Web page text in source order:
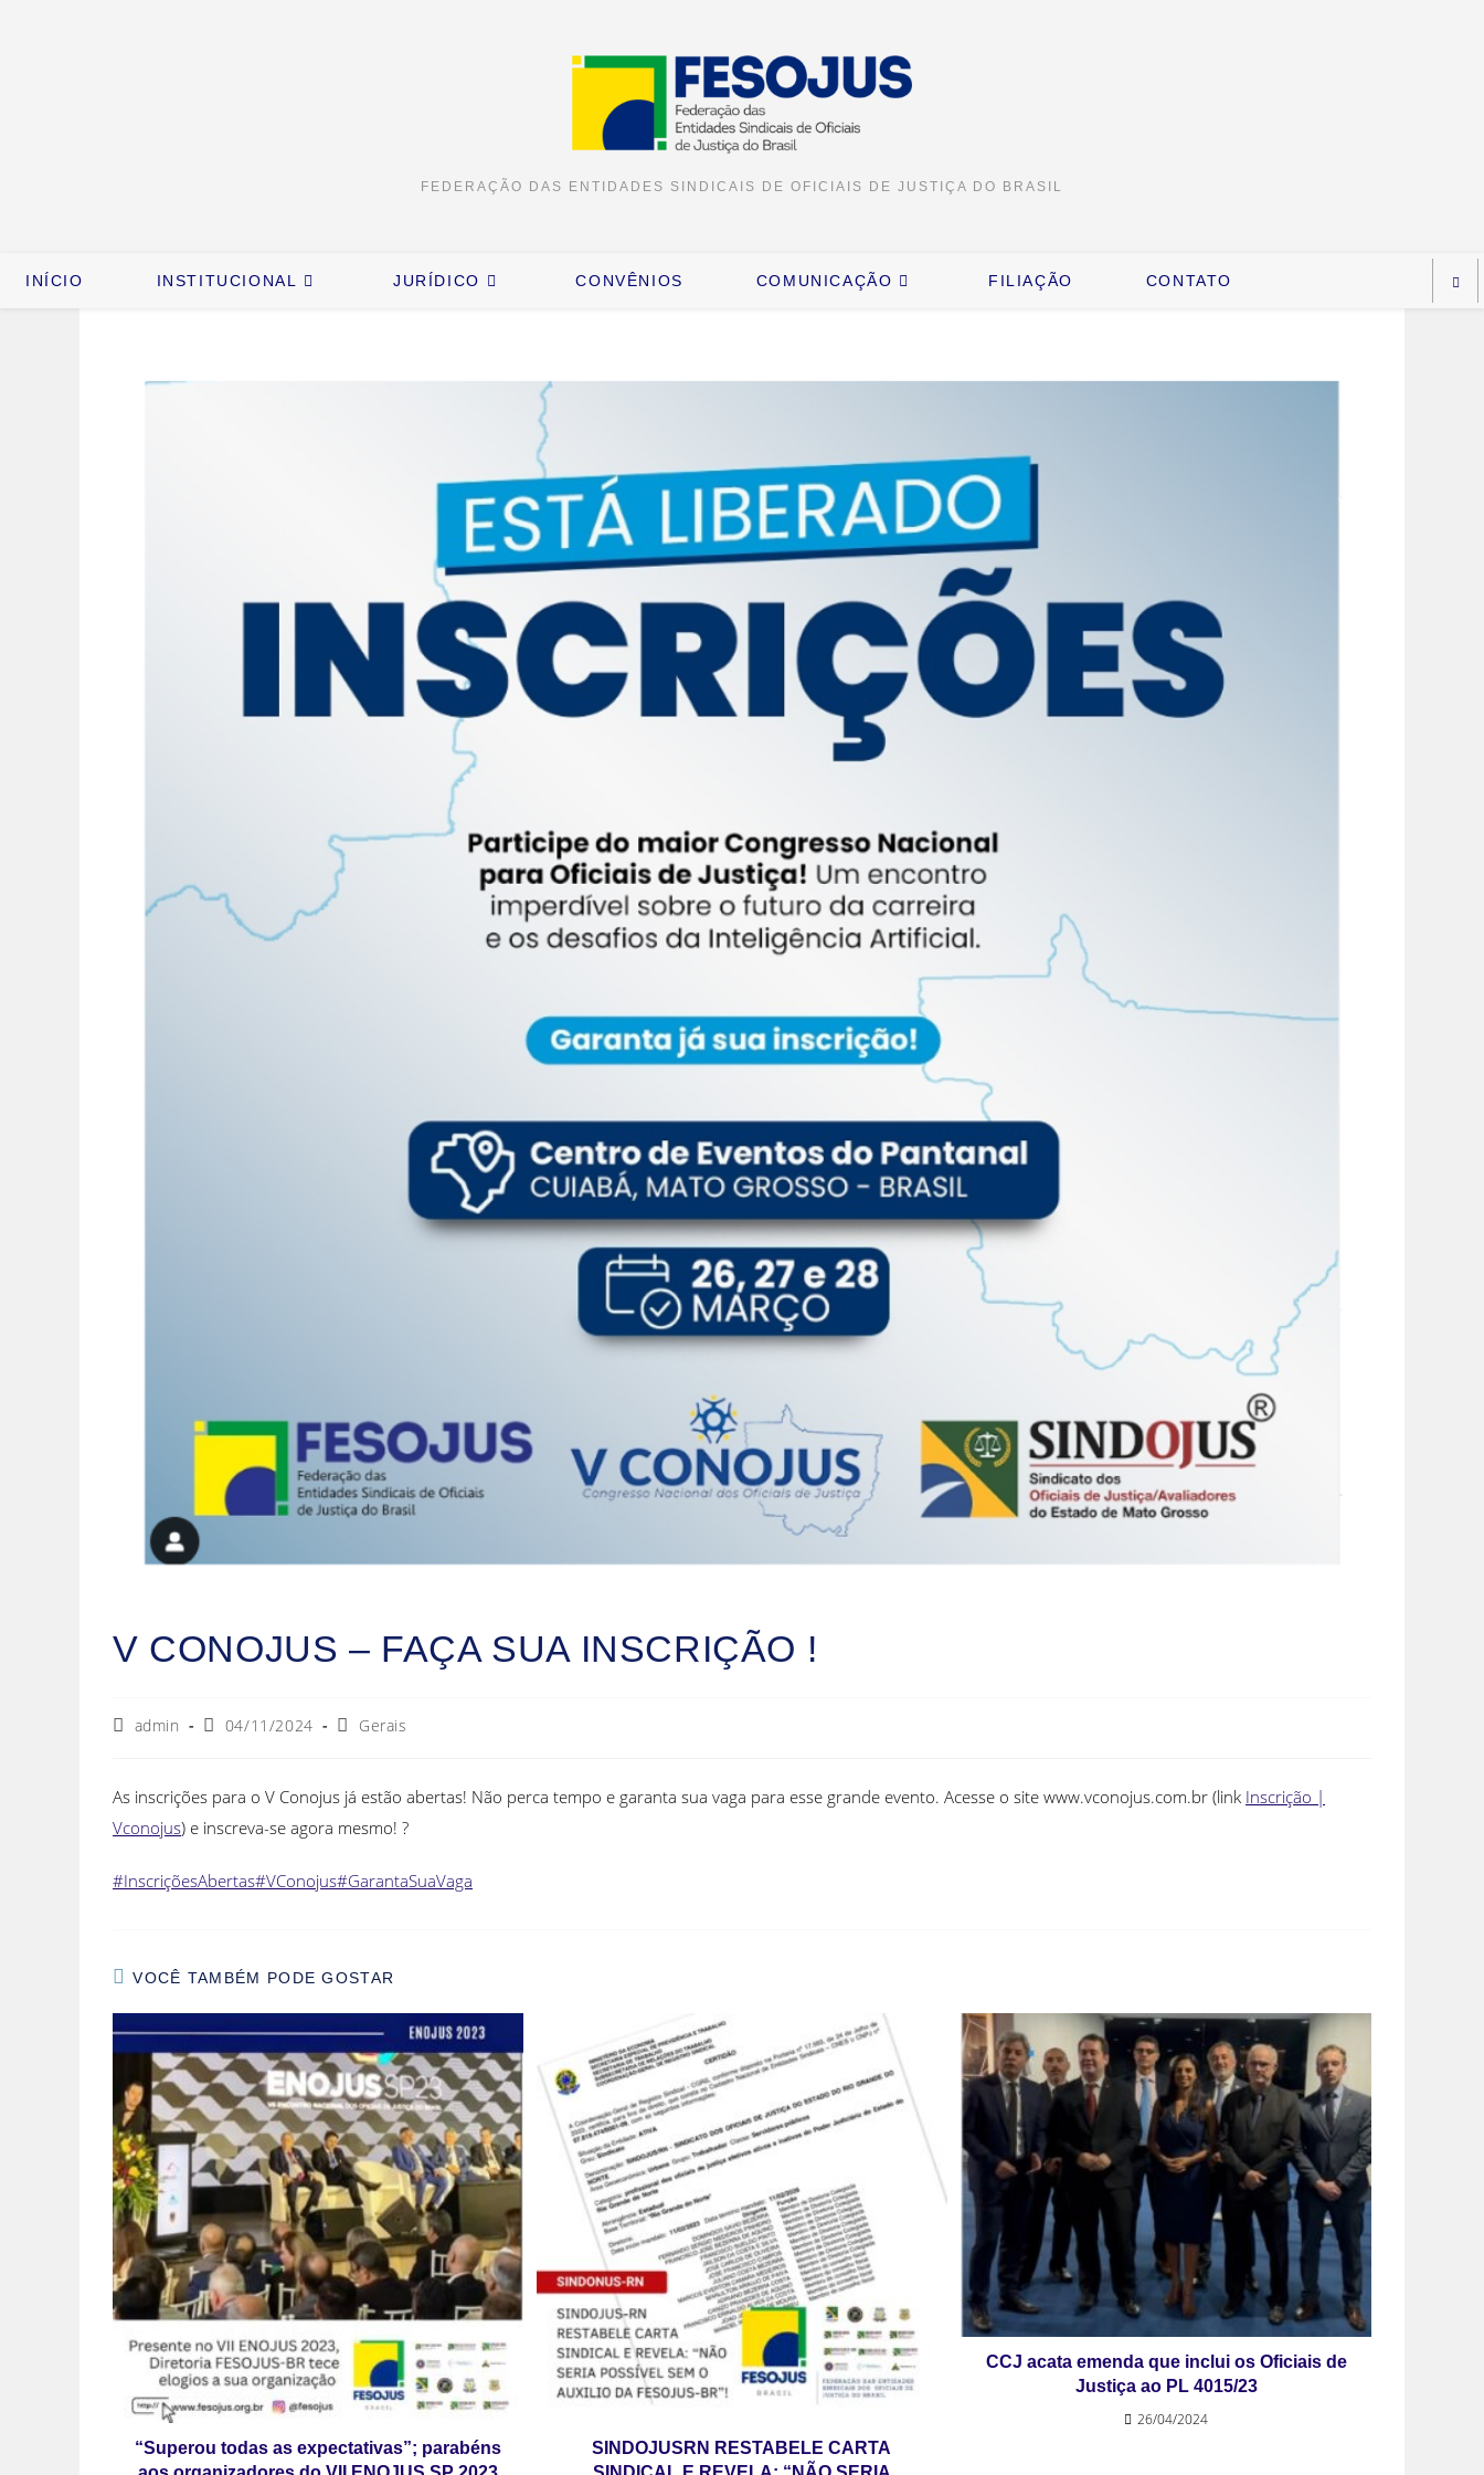
FEDERAÇÃO DAS ENTIDADES SINDICAIS DE OFICIAIS DE JUSTIÇA DO BRASIL
INÍCIO INSTITUCIONAL JURÍDICO CONVÊNIOS COMUNICAÇÃO FILIAÇÃO CONTATO
V CONOJUS – FAÇA SUA INSCRIÇÃO !
admin 04/11/2024 Gerais
As inscrições para o V Conojus já estão abertas! Não perca tempo e garanta sua vaga para esse grande evento. Acesse o site www.vconojus.com.br (link Inscrição |
Vconojus) e inscreva-se agora mesmo! ?
#InscriçõesAbertas#VConojus#GarantaSuaVaga
VOCÊ TAMBÉM PODE GOSTAR
“Superou todas as expectativas”; parabéns
SINDOJUSRN RESTABELE CARTA
CCJ acata emenda que inclui os Oficiais de
Justiça ao PL 4015/23
26/04/2024